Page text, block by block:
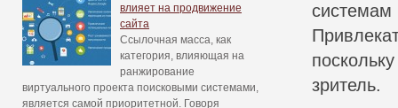
влияет на продвижение
сайта
Ссылочная масса, как
категория, влияющая на
ранжирование
виртуального проекта поисковыми системами,
является самой приоритетной. Говоря
системам
зритель.